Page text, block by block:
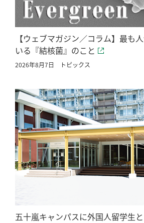
【ウェブマガジン／コラム】最も
いる『結核菌』のこと
2026年8月7日 トピックス
五十嵐キャンパスに外国人留学生